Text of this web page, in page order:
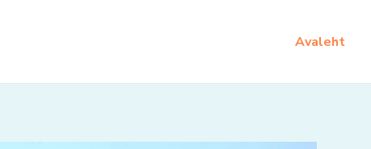
Avaleht